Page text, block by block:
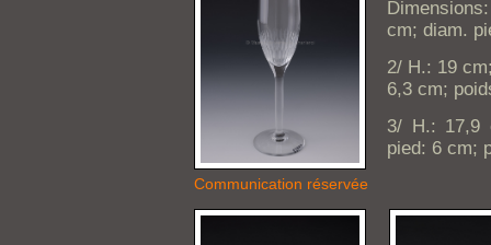
Communication réservée
cm; diam.
2/ H.: 19
6,3 cm;
3/ H.: 17,9
pied: 6 cm;